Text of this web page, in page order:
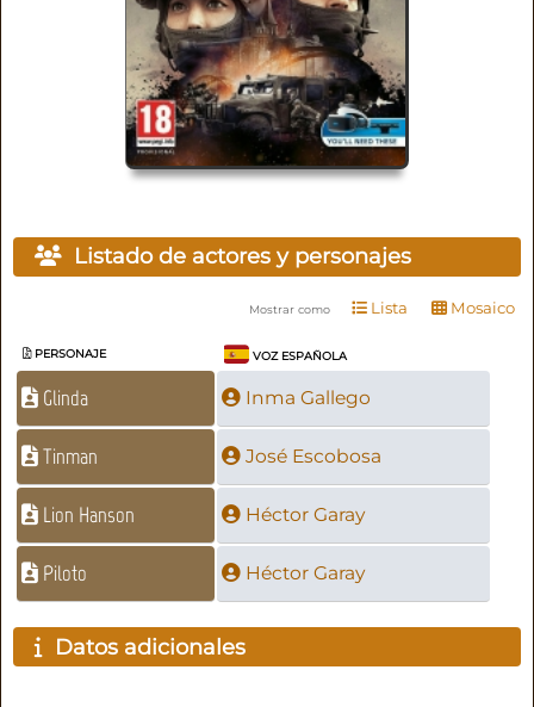
Listado de actores y personajes
Mostrar como Lista Mosaico
PERSONAJE VOZ ESPAÑOLA
Glinda Inma Gallego
Tinman José Escobosa
Lion Hanson Héctor Garay
Piloto Héctor Garay
Datos adicionales